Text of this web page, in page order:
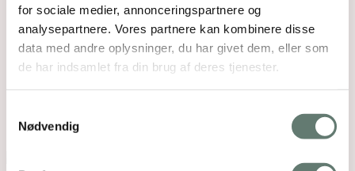
for sociale medier, annonceringspartnere og
analysepartnere. Vores partnere kan kombinere disse
data med andre oplysninger, du har givet dem, eller som
de har indsamlet fra din brug af deres tjenester.
Nødvendig
elastiske-baekkenbund-
dvd-highres-2-space